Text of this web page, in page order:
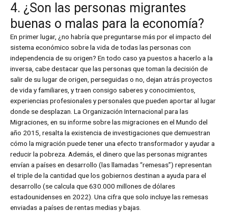
4. ¿Son las personas migrantes
buenas o malas para la economía?
En primer lugar, ¿no habría que preguntarse más por el impacto del
sistema económico sobre la vida de todas las personas con
independencia de su origen? En todo caso ya puestos a hacerlo a la
inversa, cabe destacar que las personas que toman la decisión de
salir de su lugar de origen, perseguidas o no, dejan atrás proyectos
de vida y familiares, y traen consigo saberes y conocimientos,
experiencias profesionales y personales que pueden aportar al lugar
donde se desplazan. La Organización Internacional para las
Migraciones, en su informe sobre las migraciones en el Mundo del
año 2015, resalta la existencia de investigaciones que demuestran
cómo la migración puede tener una efecto transformador y ayudar a
reducir la pobreza. Además, el dinero que las personas migrantes
envían a países en desarrollo (las llamadas “remesas”) representan
el triple de la cantidad que los gobiernos destinan a ayuda para el
desarrollo (se calcula que 630.000 millones de dólares
estadounidenses en 2022). Una cifra que solo incluye las remesas
enviadas a países de rentas medias y bajas.